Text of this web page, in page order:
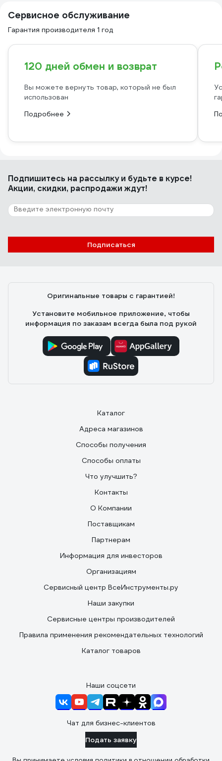
Сервисное обслуживание
Гарантия производителя 1 год
120 дней обмен и возврат
Вы можете вернуть товар, который не был
использован
Подробнее
Подпишитесь на рассылкуи будьте в курсе!
Акции, скидки, распродажи ждут!
Подписаться
Оригинальные товары с гарантией!
Установите мобильное приложение, чтобы
информация по заказам всегда была под рукой
Каталог
Адреса магазинов
Способы получения
Способы оплаты
Что улучшить?
Контакты
О Компании
Поставщикам
Партнерам
Информация для инвесторов
Организациям
Сервисный центр ВсеИнструменты.ру
Наши закупки
Сервисные центры производителей
Правила применения рекомендательных технологий
Каталог товаров
Наши соцсети
Чат для бизнес-клиентов
Подать заявку